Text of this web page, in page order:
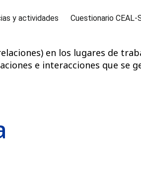
y actividades Cuestionario CEAL-
en los lugares de
e interacciones que se